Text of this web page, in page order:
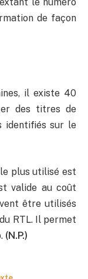
de façon
il existe 40
des titres de
identifiés sur le
plus utilisé est
valide au coût
être utilisés
RTL. Il permet
(N.P.)